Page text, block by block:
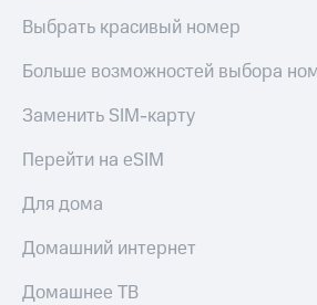
Выбрать красивый номер
Больше возможностей выбора
Заменить SIM-карту
Перейти на eSIM
Для дома
Домашний интернет
Домашнее ТВ